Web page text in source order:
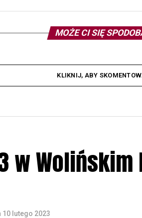
MOŻE CI SIĘ
KLIKNIJ, ABY
w Wolińskim
10 lutego 2023